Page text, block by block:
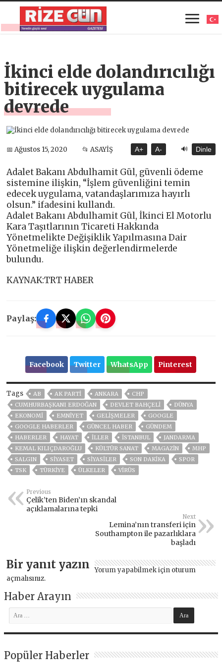
İkinci elde dolandırıcılığı
bitirecek uygulama
devrede
📅 Ağustos 15, 2020 📂 ASAYİŞ A+ A- 🔊 Dinle
Adalet Bakanı Abdulhamit Gül, güvenli ödeme
sistemine ilişkin, “İşlem güvenliğini temin
edecek uygulama, vatandaşlarımıza hayırlı
olsun.” ifadesini kullandı.
Adalet Bakanı Abdulhamit Gül, İkinci El Motorlu
Kara Taşıtlarının Ticareti Hakkında
Yönetmelikte Değişiklik Yapılmasına Dair
Yönetmeliğe ilişkin değerlendirmelerde
bulundu.
KAYNAK:TRT HABER
Paylaş:
Facebook Twitter WhatsApp Pinterest
Tags AB AK PARTİ ANKARA
CHP
CUMHURBAŞKANI ERDOĞAN
DEVLET BAHÇELİ
DÜNYA
EKONOMİ
EMNİYET GELIŞMELER
GOOGLE
GOOGLE HABERLER
GÜNCEL HABER
GÜNDEM
HABERLER
HAYAT İLLER ISTANBUL
JANDARMA
KEMAL KILIÇDAROĞLU
KÜLTÜR SANAT MAGAZİN
MHP
SALGIN
SİYASET SİYASİLER SON DAKIKA
SPOR
TSK
TÜRKİYE ÜLKELER VIRÜS
Previous
Çelik’ten Biden’ın skandal
açıklamalarına tepki
Next
Lemina’nın transferi için
Southampton ile pazarlıklara
başladı
Bir yanıt yazın Yorum yapabilmek için oturum
açmalısınız.
Haber Arayın
Popüler Haberler